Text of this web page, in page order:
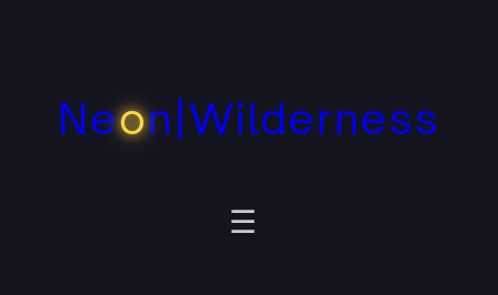
Neon|Wilderness